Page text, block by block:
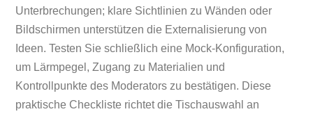
Unterbrechungen; klare Sichtlinien zu Wänden oder
Bildschirmen unterstützen die Externalisierung von
Ideen. Testen Sie schließlich eine Mock-Konfiguration,
um Lärmpegel, Zugang zu Materialien und
Kontrollpunkte des Moderators zu bestätigen. Diese
praktische Checkliste richtet die Tischauswahl an